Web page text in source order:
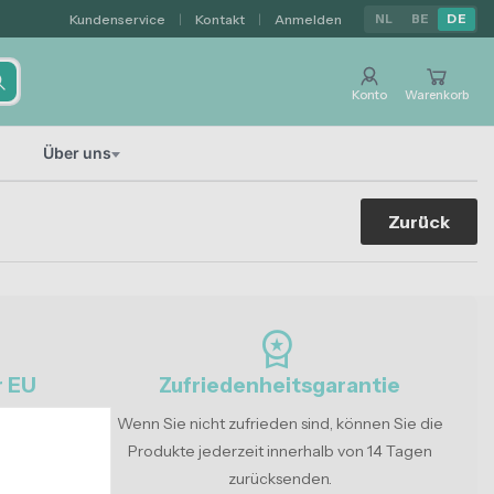
Kundenservice | Kontakt | Anmelden NL BE DE
Konto Warenkorb
Über uns
Zurück
workspace_premium
Zufriedenheitsgarantie
Wenn Sie nicht zufrieden sind, können Sie die
Produkte jederzeit innerhalb von 14 Tagen
zurücksenden.